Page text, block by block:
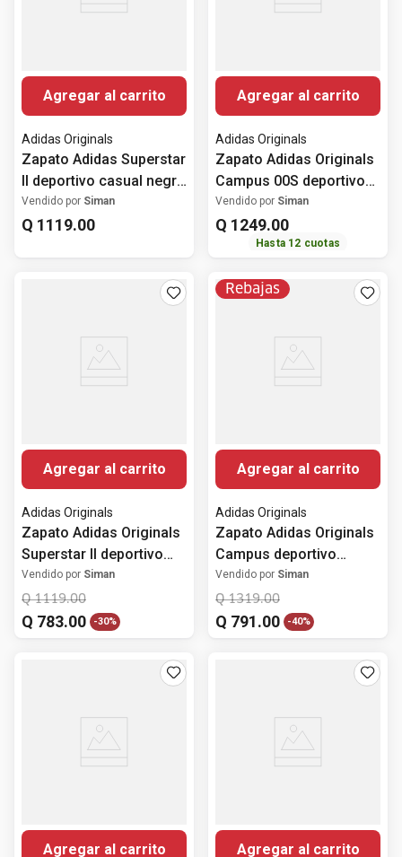
Agregar al carrito
Adidas Originals
Zapato Adidas Superstar
II deportivo casual negro
para hombre
Vendido por Siman
Q 1119.00
Agregar al carrito
Adidas Originals
Zapato Adidas Originals
Campus 00S deportivo
casual negro para
hombre
Vendido por Siman
Q 1249.00
Hasta 12 cuotas
Agregar al carrito
Adidas Originals
Zapato Adidas Originals
Superstar II deportivo
casual verde para
hombre
Vendido por Siman
Q 1119.00
Q 783.00 -30%
Rebajas
Agregar al carrito
Adidas Originals
Zapato Adidas Originals
Campus deportivo
casual verde para
hombre
Vendido por Siman
Q 1319.00
Q 791.00 -40%
Agregar al carrito Agregar al carrito